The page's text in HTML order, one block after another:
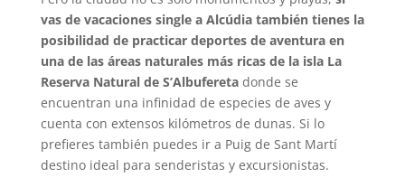
vas de vacaciones single a Alcúdia también tienes la
posibilidad de practicar deportes de aventura en
una de las áreas naturales más ricas de la isla La
Reserva Natural de S’Albuferetadonde se
encuentran una infinidad de especies de aves y
cuenta con extensos kilómetros de dunas. Si lo
prefieres también puedes ir a Puig de Sant Martí
destino ideal para senderistas y excursionistas.